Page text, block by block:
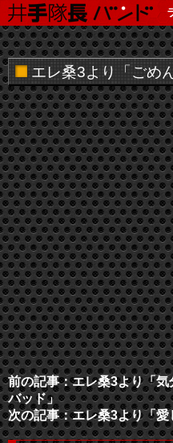
エレ桑3より「ごめ
前の記事：エレ桑3より「
バッド」
次の記事：エレ桑3より「愛